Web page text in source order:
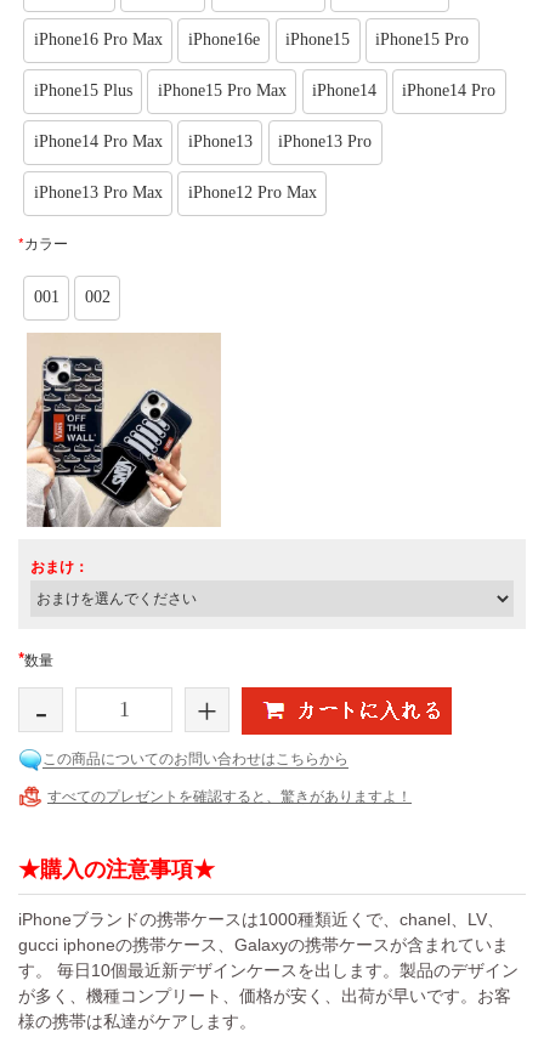
iPhone16 Pro Max iPhone16e iPhone15 iPhone15 Pro
iPhone15 Plus iPhone15 Pro Max iPhone14 iPhone14 Pro
iPhone14 Pro Max iPhone13 iPhone13 Pro
iPhone13 Pro Max iPhone12 Pro Max
*カラー
001 002
おまけ：
*数量
- +
この商品についてのお問い合わせはこちらから
すべてのプレゼントを確認すると、驚きがありますよ！
★購入の注意事項★
iPhoneブランドの携帯ケースは1000種類近くで、chanel、LV、
gucci iphoneの携帯ケース、Galaxyの携帯ケースが含まれていま
す。 毎日10個最近新デザインケースを出します。製品のデザイン
が多く、機種コンプリート、価格が安く、出荷が早いです。お客
様の携帯は私達がケアします。